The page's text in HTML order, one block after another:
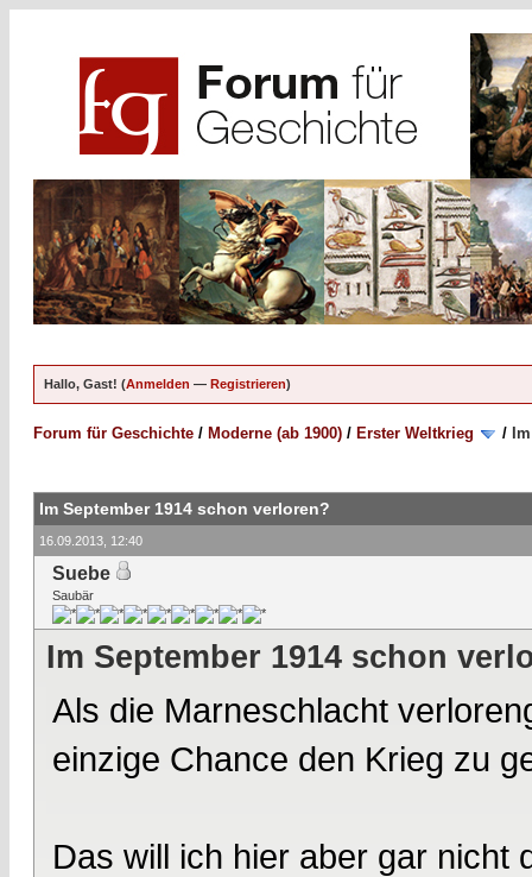
Hallo, Gast! (Anmelden — Registrieren)
Forum für Geschichte / Moderne (ab 1900) / Erster Weltkrieg /
Im September 1914 schon verloren?
16.09.2013, 12:40
Suebe
Saubär
Im September 1914 schon
Als die Marneschlacht
einzige Chance den Krieg zu
Das will ich hier aber gar nicht